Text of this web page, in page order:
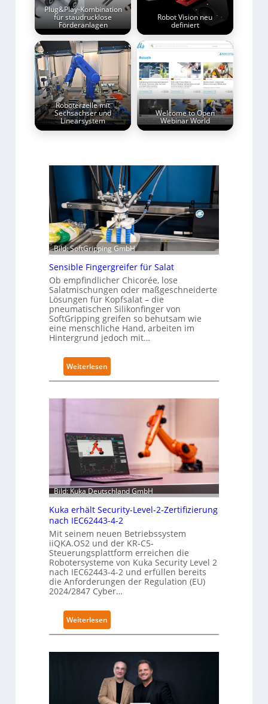
Plug&Play-Kombination
für staudrucklose
Förderanlagen
Robot Vision neu
definiert
Roboterzelle mit
Sechsachser und
Linearsystem
Welcome to Open
Webinar World
Bild: SoftGripping GmbH
Sensible Fingergreifer für Salat
Ob empfindlicher Chicorée, lose
Salatmischungen oder maßgeschneiderte
Lösungen für Kopfsalat – die
pneumatischen Silikonfinger von
SoftGripping greifen so behutsam wie
eine menschliche Hand, arbeiten im
Hintergrund jedoch mit…
Weiterlesen
S
b
l
e
F
i
r
g
r
e
i
r
ü
S
a
Bild: Kuka Deutschland GmbH
Kuka erhält Security-Level-2-Zertifizierung
nach IEC62443-4-2
Mit seinem neuen Betriebssystem
iiQKA.OS2 und der KR-C5-
Steuerungsplattform erreichen die
Robotersysteme von Kuka Security Level 2
nach IEC62443-4-2 und erfüllen bereits
die Anforderungen der Regulation (EU)
2024/2847 Cyber…
Weiterlesen
K
e
r